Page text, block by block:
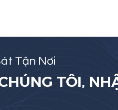
Tận Nơi
TÔI,